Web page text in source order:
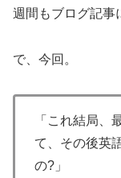
週間もブログ記事
で、今回。
「これ結局、
て、その後英
の?」